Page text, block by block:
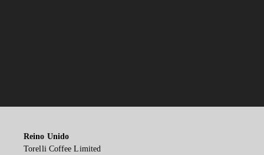
Reino Unido
Torelli Coffee Limited